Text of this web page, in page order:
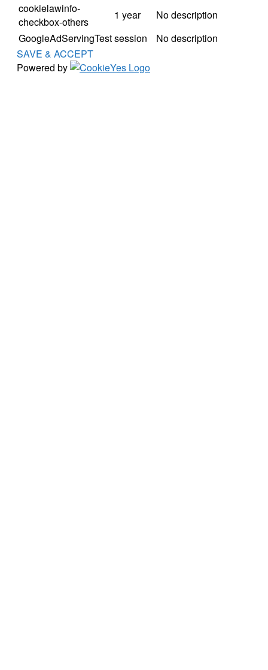
cookielawinfo-
checkbox-others
1 year
No description
GoogleAdServingTestsession
No description
SAVE & ACCEPT
Powered by